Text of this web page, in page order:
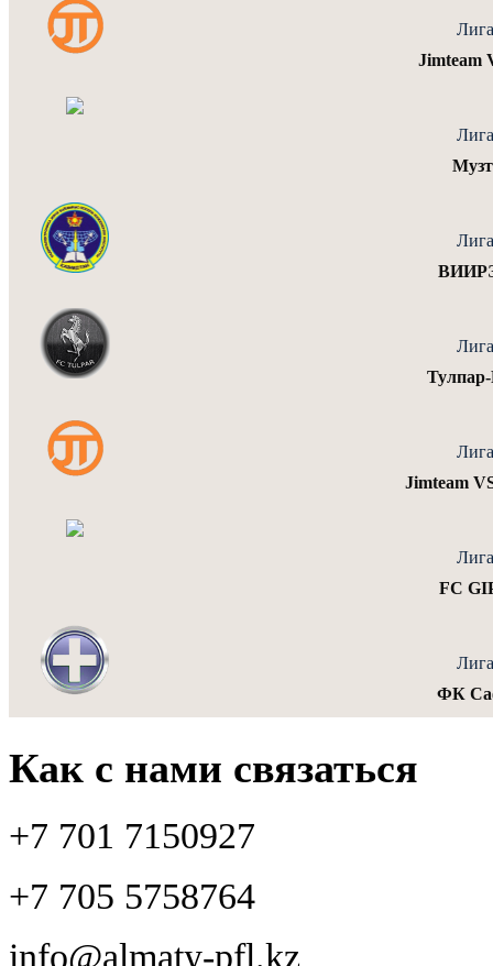
Jimteam
Jimteam
FC
ФК
Как с нами связаться
+7 701 7150927
+7 705 5758764
info@almaty-pfl.kz